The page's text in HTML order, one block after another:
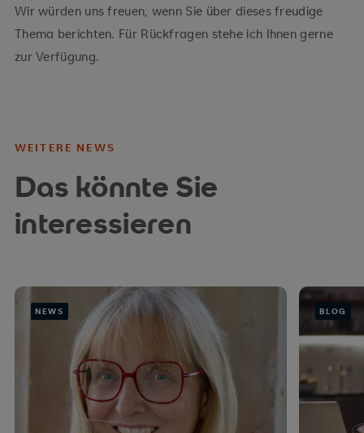
Wir würden uns freuen, wenn Sie über dieses freudige
Thema berichten. Für Rückfragen stehe ich Ihnen gerne
zur Verfügung.
WEITERE NEWS
Das könnte Sie
interessieren
NEWS BLOG